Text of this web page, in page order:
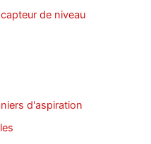
de niveau
d'aspiration